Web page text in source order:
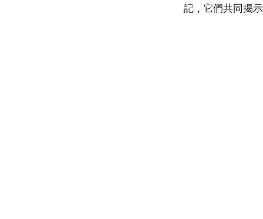
記，它們共同揭